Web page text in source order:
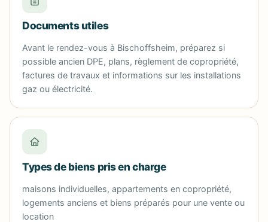
Documents utiles
Avant le rendez-vous à Bischoffsheim, préparez si
possible ancien DPE, plans, règlement de copropriété,
factures de travaux et informations sur les installations
gaz ou électricité.
Types de biens pris en charge
maisons individuelles, appartements en copropriété,
logements anciens et biens préparés pour une vente ou
location